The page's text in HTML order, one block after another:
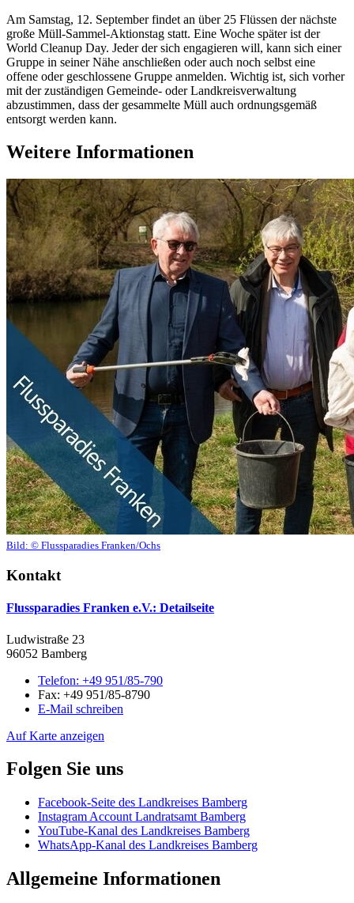
Am Samstag, 12. September findet an über 25 Flüssen der nächste
große Müll-Sammel-Aktionstag statt. Eine Woche später ist der
World Cleanup Day. Jeder der sich engagieren will, kann sich einer
Gruppe in seiner Nähe anschließen oder auch noch selbst eine
offene oder geschlossene Gruppe anmelden. Wichtig ist, sich vorher
mit der zuständigen Gemeinde- oder Landkreisverwaltung
abzustimmen, dass der gesammelte Müll auch ordnungsgemäß
entsorgt werden kann.
Weitere Informationen
Bild: © Flussparadies Franken/Ochs
Kontakt
Flussparadies Franken e.V.: Detailseite
Ludwistraße 23
96052 Bamberg
Telefon: +49 951/85-790
Fax: +49 951/85-8790
E-Mail schreiben
Auf Karte anzeigen
Folgen Sie uns
Facebook-Seite des Landkreises Bamberg
Instagram Account Landratsamt Bamberg
YouTube-Kanal des Landkreises Bamberg
WhatsApp-Kanal des Landkreises Bamberg
Allgemeine Informationen